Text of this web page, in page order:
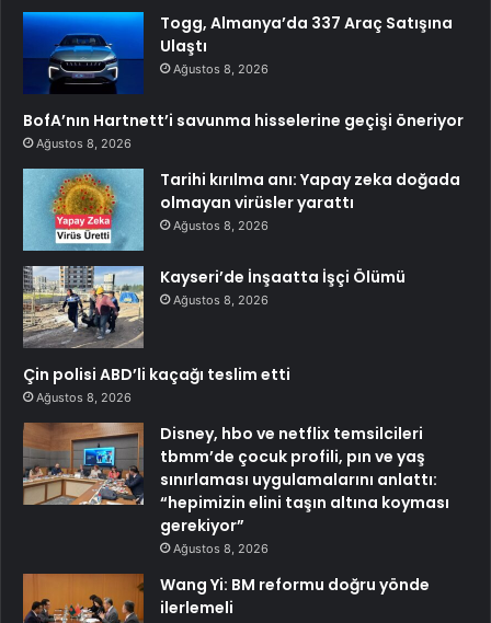
Togg, Almanya’da 337 Araç Satışına
Ulaştı
Ağustos 8, 2026
BofA’nın Hartnett’i savunma hisselerine geçişi öneriyor
Ağustos 8, 2026
Tarihi kırılma anı: Yapay zeka doğada
olmayan virüsler yarattı
Ağustos 8, 2026
Kayseri’de İnşaatta İşçi Ölümü
Ağustos 8, 2026
Çin polisi ABD’li kaçağı teslim etti
Ağustos 8, 2026
Disney, hbo ve netflix temsilcileri
tbmm’de çocuk profili, pın ve yaş
sınırlaması uygulamalarını anlattı:
“hepimizin elini taşın altına koyması
gerekiyor”
Ağustos 8, 2026
Wang Yi: BM reformu doğru yönde
ilerlemeli